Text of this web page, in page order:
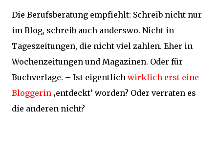
Die Berufsberatung empfiehlt: Schreib nicht nur
im Blog, schreib auch anderswo. Nicht in
Tageszeitungen, die nicht viel zahlen. Eher in
Wochenzeitungen und Magazinen. Oder für
Buchverlage. – Ist eigentlich wirklich erst eine
Bloggerin ‚entdeckt’ worden? Oder verraten es
die anderen nicht?